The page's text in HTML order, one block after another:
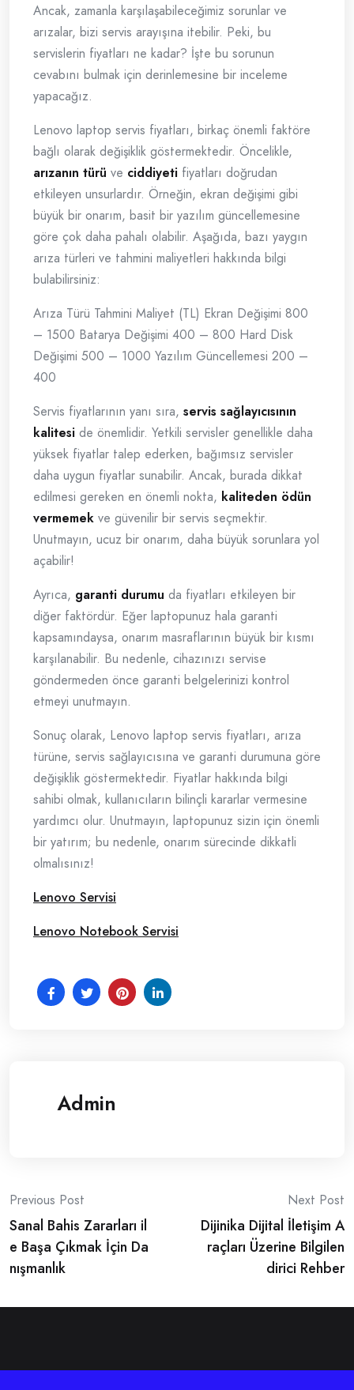
Ancak, zamanla karşılaşabileceğimiz sorunlar ve
arızalar, bizi servis arayışına itebilir. Peki, bu
servislerin fiyatları ne kadar? İşte bu sorunun
cevabını bulmak için derinlemesine bir inceleme
yapacağız.
Lenovo laptop servis fiyatları, birkaç önemli faktöre
bağlı olarak değişiklik göstermektedir. Öncelikle,
arızanın türü ve ciddiyeti fiyatları doğrudan
etkileyen unsurlardır. Örneğin, ekran değişimi gibi
büyük bir onarım, basit bir yazılım güncellemesine
göre çok daha pahalı olabilir. Aşağıda, bazı yaygın
arıza türleri ve tahmini maliyetleri hakkında bilgi
bulabilirsiniz:
Arıza Türü Tahmini Maliyet (TL) Ekran Değişimi 800
– 1500 Batarya Değişimi 400 – 800 Hard Disk
Değişimi 500 – 1000 Yazılım Güncellemesi 200 –
400
Servis fiyatlarının yanı sıra, servis sağlayıcısının
kalitesi de önemlidir. Yetkili servisler genellikle daha
yüksek fiyatlar talep ederken, bağımsız servisler
daha uygun fiyatlar sunabilir. Ancak, burada dikkat
edilmesi gereken en önemli nokta, kaliteden ödün
vermemek ve güvenilir bir servis seçmektir.
Unutmayın, ucuz bir onarım, daha büyük sorunlara yol
açabilir!
Ayrıca, garanti durumu da fiyatları etkileyen bir
diğer faktördür. Eğer laptopunuz hala garanti
kapsamındaysa, onarım masraflarının büyük bir kısmı
karşılanabilir. Bu nedenle, cihazınızı servise
göndermeden önce garanti belgelerinizi kontrol
etmeyi unutmayın.
Sonuç olarak, Lenovo laptop servis fiyatları, arıza
türüne, servis sağlayıcısına ve garanti durumuna göre
değişiklik göstermektedir. Fiyatlar hakkında bilgi
sahibi olmak, kullanıcıların bilinçli kararlar vermesine
yardımcı olur. Unutmayın, laptopunuz sizin için önemli
bir yatırım; bu nedenle, onarım sürecinde dikkatli
olmalısınız!
Lenovo Servisi
Lenovo Notebook Servisi
Admin
Post
navigation
Previous Post
Sanal Bahis Zararları il
e Başa Çıkmak İçin Da
nışmanlık
Next Post
Dijinika Dijital İletişim A
raçları Üzerine Bilgilen
dirici Rehber